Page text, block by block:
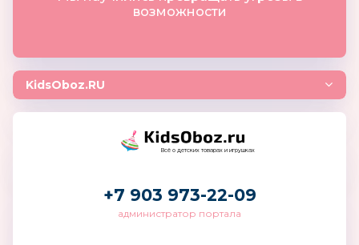
возможности
KidsOboz.RU
Всё о детских товарах и игрушках
+7 903 973-22-09
администратор портала